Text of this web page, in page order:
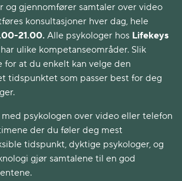
og gjennomfører samtaler over video
konsultasjoner hver dag, hele
21.00. Alle psykologer hos Lifekeys
ulike kompetanseområder. Slik
for at du enkelt kan velge den
tidspunktet som passer best for deg
med psykologen over video eller telefon
der du føler deg mest
tidspunkt, dyktige psykologer, og
gjør samtalene til en god